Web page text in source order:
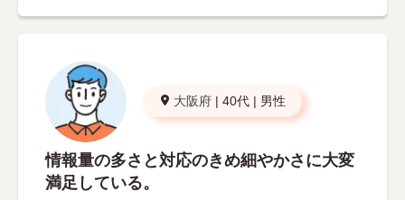
大阪府 | 40代 | 男性
情報量の多さと対応のきめ細やかさに大変
満足している。